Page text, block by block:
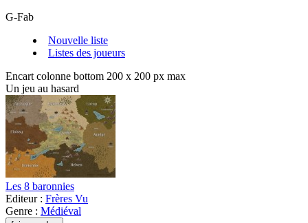
G-Fab
Nouvelle liste
Listes des joueurs
Encart colonne bottom 200 x 200 px max
Un jeu au hasard
Les 8 baronnies
Editeur : Frères Vu
Genre : Médiéval